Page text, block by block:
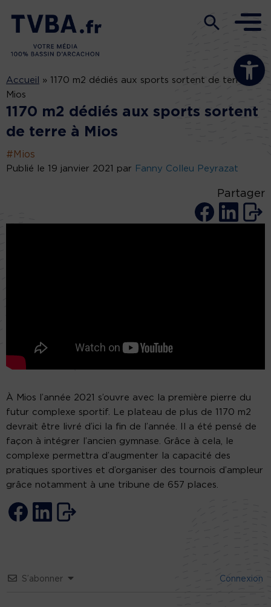
Ouvrir la
Accueil » 1170 m2 dédiés aux sports sortent de terre à
Mios
1170 m2 dédiés aux sports sortent
de terre à Mios
#Mios
Publié le 19 janvier 2021 par Fanny Colleu Peyrazat
Partager
À Mios l’année 2021 s’ouvre avec la première pierre du
futur complexe sportif. Le plateau de plus de 1170 m2
devrait être livré d’ici la fin de l’année. Il a été pensé de
façon à intégrer l’ancien gymnase. Grâce à cela, le
complexe permettra d’augmenter la capacité des
pratiques sportives et d’organiser des tournois d’ampleur
grâce notamment à une tribune de 657 places.
S’abonner Connexion